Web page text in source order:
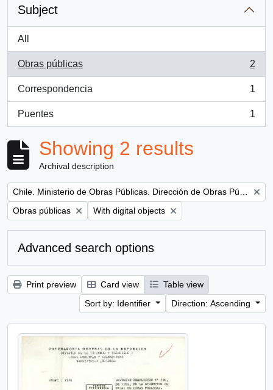
Subject
All
Obras públicas
, 2 results
2
Correspondencia
, 1 results
1
Puentes
, 1 results
1
Showing 2 results
Archival description
Remove filter:
Remove filter:
Obras públicas Remove filter:
With digital objects
Advanced search options
Print preview Card view
Table view
Sort by: Identifier
Direction: Ascending